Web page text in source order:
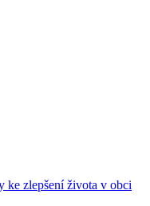
ke zlepšení života v obci